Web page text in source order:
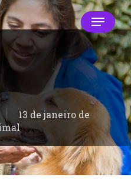
Menu
13 de janeiro de
Close
Menu